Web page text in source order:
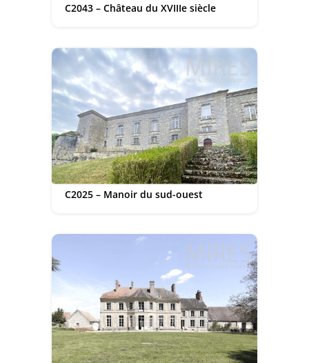
C2043 – Château du XVIIIe siècle
C2025 – Manoir du sud-ouest